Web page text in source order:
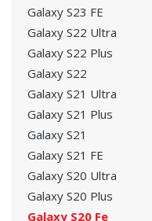
Galaxy S23 FE
Galaxy S22 Ultra
Galaxy S22 Plus
Galaxy S22
Galaxy S21 Ultra
Galaxy S21 Plus
Galaxy S21
Galaxy S21 FE
Galaxy S20 Ultra
Galaxy S20 Plus
Galaxy S20 Fe